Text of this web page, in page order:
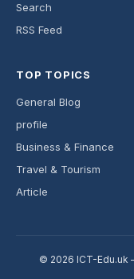
Search
RSS Feed
TOP TOPICS
General Blog
profile
Business & Finance
Travel & Tourism
Article
© 2026 ICT-Edu.uk